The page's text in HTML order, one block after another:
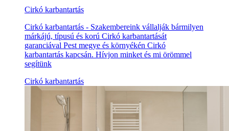
Cirkó karbantartás
Cirkó karbantartás - Szakembereink vállalják bármilyen
márkájú, típusú és korú Cirkó karbantartását
garanciával Pest megye és környékén Cirkó
karbantartás kapcsán. Hívjon minket és mi örömmel
segítünk
Cirkó karbantartás